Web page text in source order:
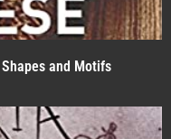
and Motifs